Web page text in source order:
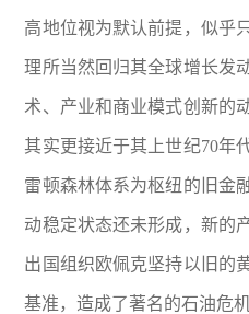
高地位视为默认前提，似乎
理所当然回归其全球增长发
术、产业和商业模式创新的
其实更接近于其上世纪70年
雷顿森林体系为枢纽的旧金
动稳定状态还未形成，新的
出国组织欧佩克坚持以旧的
基准，造成了著名的石油危机